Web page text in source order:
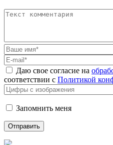
Даю свое согласие на
соответствии с Политикой
Запомнить меня